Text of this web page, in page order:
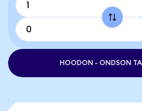
HOODON - ONDSON